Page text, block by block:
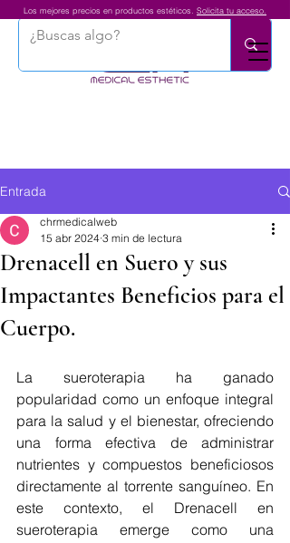
Los mejores precios en productos estéticos. Solicita tu acceso.
Entrada
Drenacell en Suero y sus
Impactantes Beneficios para el
Cuerpo.
chrmedicalweb
15 abr 2024 3 min de lectura
La sueroterapia ha ganado
popularidad como un enfoque integral
para la salud y el bienestar, ofreciendo
una forma efectiva de administrar
nutrientes y compuestos beneficiosos
directamente al torrente sanguíneo. En
este contexto, el Drenacell en
sueroterapia emerge como una